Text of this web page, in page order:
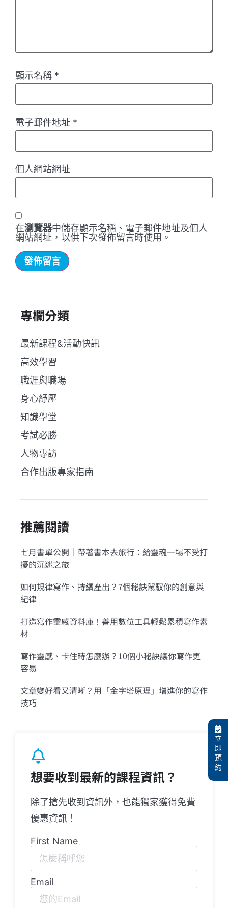
顯示名稱 *
電子郵件地址 *
個人網站網址
在瀏覽器中儲存顯示名稱、電子郵件地址及個人
網站網址，以供下次發佈留言時使用。
專欄分類
最新課程&活動快訊
高效學習
職涯與職場
身心紓壓
知識學堂
考試必勝
人物專訪
合作出版專家指南
推薦閱讀
七月書單公開｜帶著書本去旅行：給靈魂一場不受打
擾的沉迷之旅
如何規律寫作、持續產出？7個秘訣駕馭你的創意與
紀律
打造寫作靈感資料庫！善用數位工具輕鬆累積寫作素
材
寫作靈感、卡住時怎麼辦？10個小秘訣讓你寫作更
容易
文章變好看又清晰？用「金字塔原理」增進你的寫作
技巧
想要收到最新的課程資訊？
除了搶先收到資訊外，也能獨家獲得免費
優惠資訊！
First Name
Email
立
即
預
約